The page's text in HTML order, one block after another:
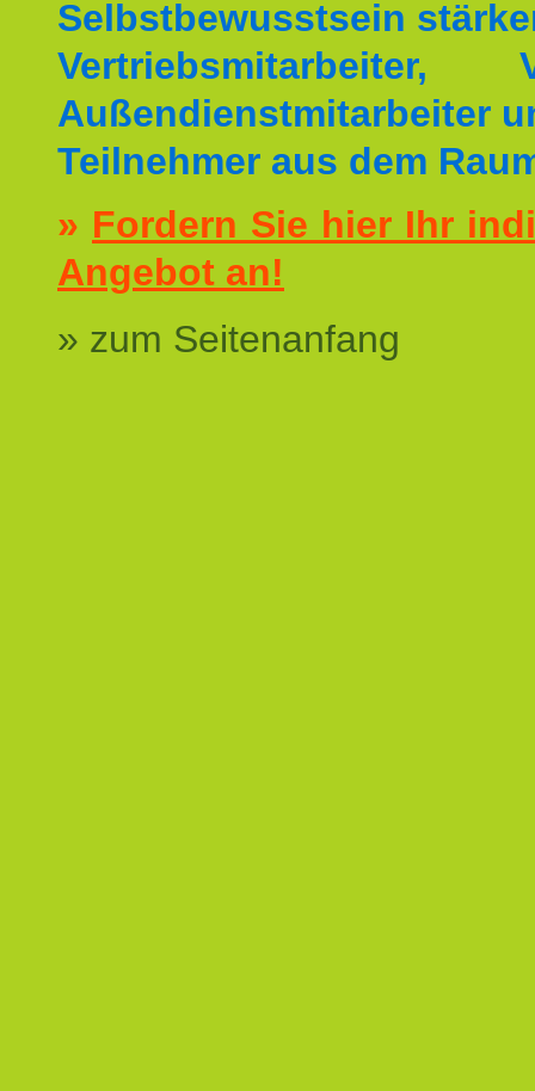
Selbstbewusstsein
Vertriebsmitarbeiter,
Außendienstmitarbeiter
Teilnehmer aus dem
» Fordern Sie hier Ihr
Angebot an!
» zum Seitenanfang